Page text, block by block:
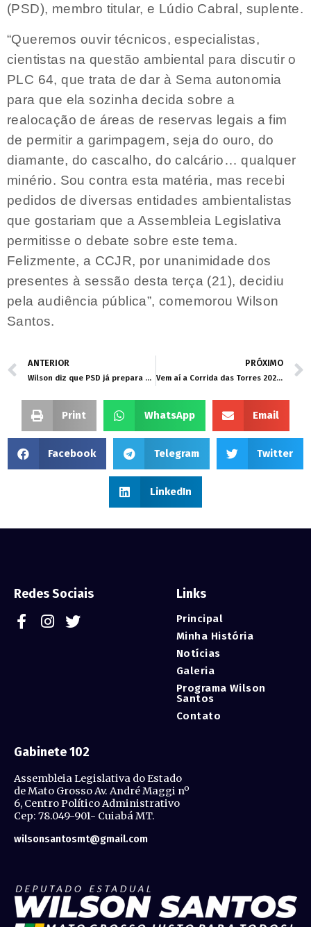
(PSD), membro titular, e Lúdio Cabral, suplente.
​“Queremos ouvir técnicos, especialistas,
cientistas na questão ambiental para discutir o
PLC 64, que trata de dar à Sema autonomia
para que ela sozinha decida sobre a
realocação de áreas de reservas legais a fim
de permitir a garimpagem, seja do ouro, do
diamante, do cascalho, do calcário… qualquer
minério. Sou contra esta matéria, mas recebi
pedidos de diversas entidades ambientalistas
que gostariam que a Assembleia Legislativa
permitisse o debate sobre este tema.
Felizmente, a CCJR, por unanimidade dos
presentes à sessão desta terça (21), decidiu
pela audiência pública”, comemorou Wilson
Santos.
ANTERIOR
Wilson diz que PSD já prepara convites para ato de filiação de Botelho mesmo sem decisão final de deputado
PRÓXIMO
Vem aí a Corrida das Torres 2023: 7 km de esporte e pura emoção
Print WhatsApp Email
Facebook Telegram Twitter
LinkedIn
Gabinete 102
Assembleia Legislativa do Estado
de Mato Grosso Av. André Maggi nº
6, Centro Político Administrativo
Cep: 78.049-901- Cuiabá MT.
wilsonsantosmt@gmail.com
Links
Principal
Minha História
Notícias
Galeria
Programa Wilson
Santos
Contato
Redes Sociais